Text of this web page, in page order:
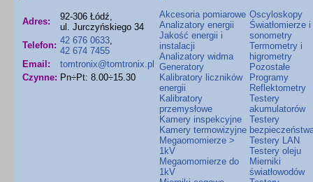
Adres:
92-306 Łódź,
ul. Jurczyńskiego 34
Telefon: 42 676 0633,
42 674 7455
Email:
tomtronix@tomtronix.pl
Czynne: Pn÷Pt: 8.00÷15.30
Akcesoria pomiarowe
Analizatory energii
Jakość energii i
instalacji
Analizatory widma
Generatory
Kalibratory liczników
energii
Kalibratory
przemysłowe
Kamery inspekcyjne
Kamery termowizyjne
Megaomomierze >
1kV
Megaomomierze do
1kV
Oscyloskopy
Światłomierze i
sonometry
Termometry i
higrometry
Pozostałe
Programy
Reflektometry
Testery
akumulatorów
Testery
Testery LAN
Testery oleju
Mierniki
światłowodów